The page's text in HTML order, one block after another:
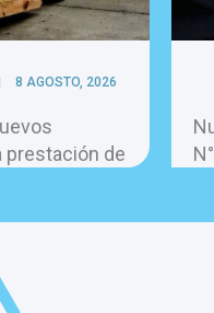
8 AGOSTO, 2026
prestación de